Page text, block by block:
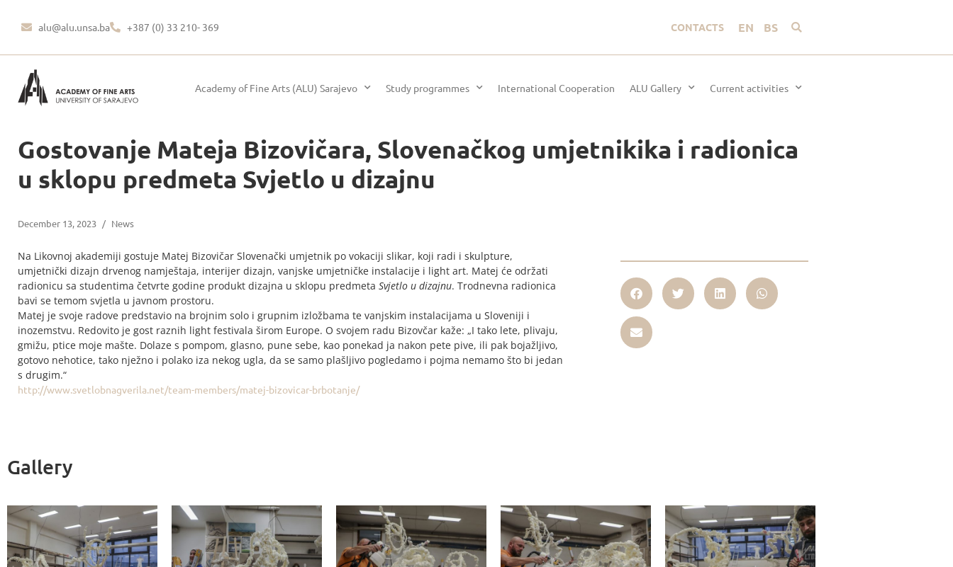
alu@alu.unsa.ba +387 (0) 33 210- 369 CONTACTS EN BS
Academy of Fine Arts (ALU) Sarajevo Study programmes International Cooperation ALU Gallery Current activities
Gostovanje Mateja Bizovičara, Slovenačkog umjetnikika i radionica
u sklopu predmeta Svjetlo u dizajnu
December 13, 2023 / News
Na Likovnoj akademiji gostuje Matej Bizovičar Slovenački umjetnik po vokaciji slikar, koji radi i skulpture,
umjetnički dizajn drvenog namještaja, interijer dizajn, vanjske umjetničke instalacije i light art. Matej će održati
radionicu sa studentima četvrte godine produkt dizajna u sklopu predmeta Svjetlo u dizajnu. Trodnevna radionica
bavi se temom svjetla u javnom prostoru.
Matej je svoje radove predstavio na brojnim solo i grupnim izložbama te vanjskim instalacijama u Sloveniji i
inozemstvu. Redovito je gost raznih light festivala širom Europe. O svojem radu Bizovčar kaže: „I tako lete, plivaju,
gmižu, ptice moje mašte. Dolaze s pompom, glasno, pune sebe, kao ponekad ja nakon pete pive, ili pak bojažljivo,
gotovo nehotice, tako nježno i polako iza nekog ugla, da se samo plašljivo pogledamo i pojma nemamo što bi jedan
s drugim.“
http://www.svetlobnagverila.net/team-members/matej-bizovicar-brbotanje/
Gallery